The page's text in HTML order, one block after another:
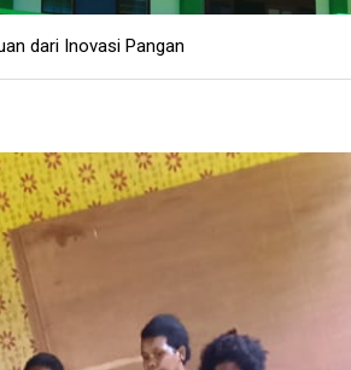
dari Inovasi Pangan